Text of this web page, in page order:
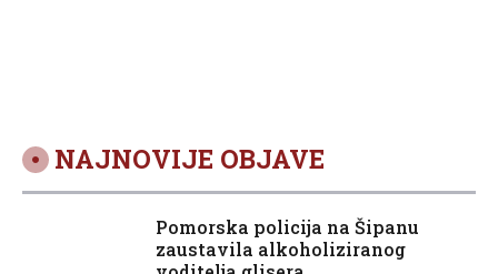
NAJNOVIJE OBJAVE
Pomorska policija na Šipanu
zaustavila alkoholiziranog